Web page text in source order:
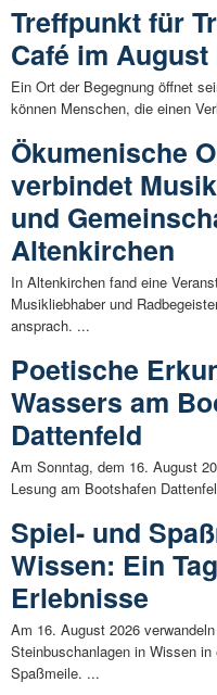
Treffpunkt für
Café im
Ein Ort der Begegnung öffnet
können Menschen, die einen
Ökumenische
verbindet
und
Altenkirchen
In Altenkirchen fand eine
Musikliebhaber und
ansprach. ...
Poetische
Wassers am
Dattenfeld
Am Sonntag, dem 16. August
Lesung am Bootshafen
Spiel- und
Wissen: Ein
Erlebnisse
Am 16. August 2026
Steinbuschanlagen in Wissen
Spaßmeile. ...